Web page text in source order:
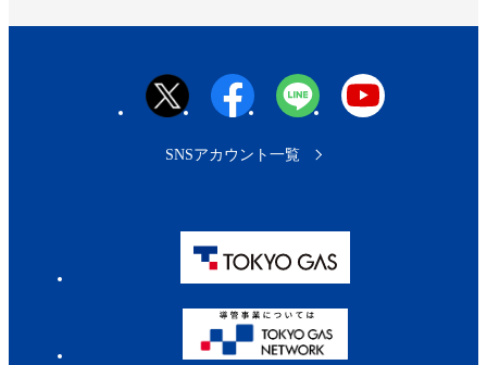
SNSアカウント一覧